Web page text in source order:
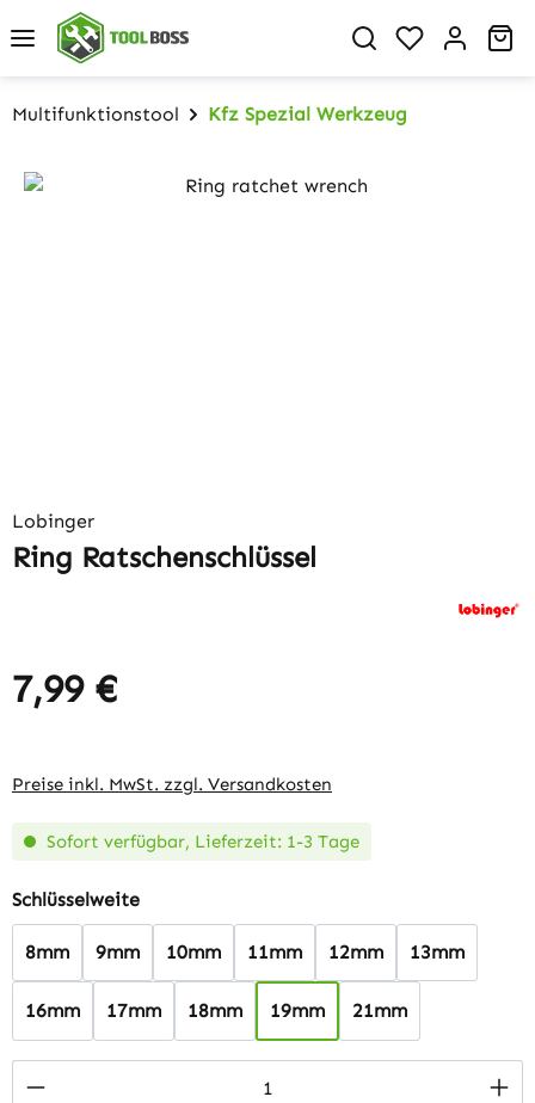
Zum Hauptinhalt springen Du hast 0
Multifunktionstool Kfz Spezial Werkzeug
Bildergalerie überspringen
Lobinger
Ring Ratschenschlüssel
Regulärer Preis:
7,99 €
Preise inkl. MwSt. zzgl. Versandkosten
Sofort verfügbar, Lieferzeit: 1-3 Tage
Schlüsselweiteauswählen
8mm 9mm 10mm 11mm 12mm 13mm
16mm 17mm 18mm 19mm 21mm
Produkt Anzahl: Gib den gewünschten